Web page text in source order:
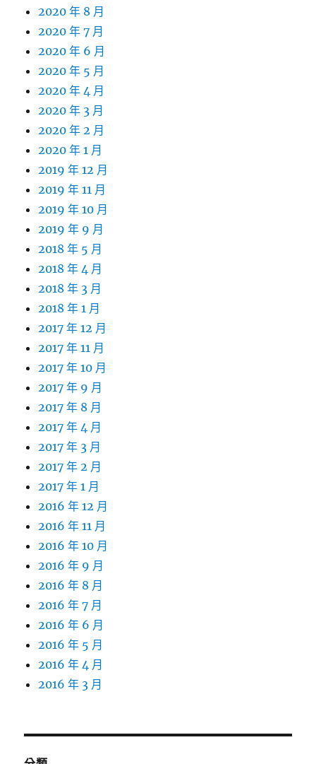
2020 年 8 月
2020 年 7 月
2020 年 6 月
2020 年 5 月
2020 年 4 月
2020 年 3 月
2020 年 2 月
2020 年 1 月
2019 年 12 月
2019 年 11 月
2019 年 10 月
2019 年 9 月
2018 年 5 月
2018 年 4 月
2018 年 3 月
2018 年 1 月
2017 年 12 月
2017 年 11 月
2017 年 10 月
2017 年 9 月
2017 年 8 月
2017 年 4 月
2017 年 3 月
2017 年 2 月
2017 年 1 月
2016 年 12 月
2016 年 11 月
2016 年 10 月
2016 年 9 月
2016 年 8 月
2016 年 7 月
2016 年 6 月
2016 年 5 月
2016 年 4 月
2016 年 3 月